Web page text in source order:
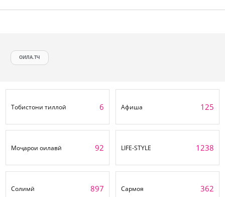
ОИЛА.ТЧ
Тобистони тиллоӣ 6 Афиша 125
Моҷарои оилавӣ 92 LIFE-STYLE 1238
Солимӣ 897 Сармоя 362